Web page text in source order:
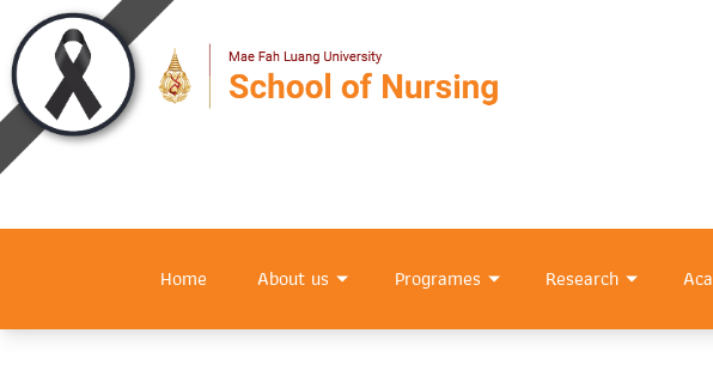
Home About us Programes Research